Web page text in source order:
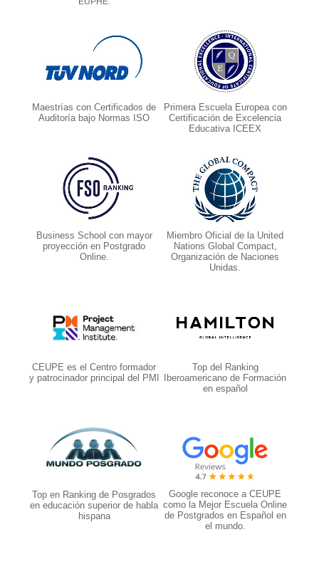
Maestrías con Certificados de
Auditoría bajo Normas ISO
Primera Escuela Europea con
Certificación de Excelencia
Educativa ICEEX
Business School con mayor
proyección en Postgrado
Online.
Miembro Oficial de la United
Nations Global Compact,
Organización de Naciones
Unidas.
CEUPE es el Centro formador
y patrocinador principal del PMI
Top del Ranking
Iberoamericano de Formación
en español
Top en Ranking de Posgrados
en educación superior de habla
hispana
Google reconoce a CEUPE
como la Mejor Escuela Online
de Postgrados en Español en
el mundo.